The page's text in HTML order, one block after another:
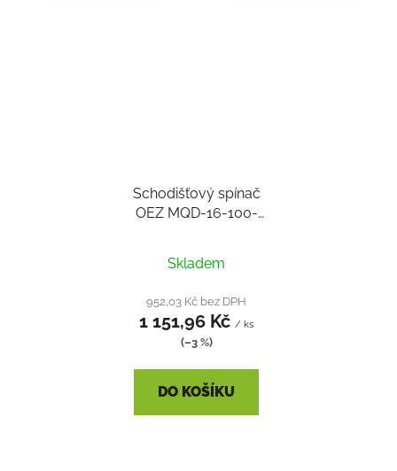
Schodišťový spínač
OEZ MQD-16-100-
hodnocení
produktu
je
4,5
z
5
hvězdiček.
Skladem
952,03 Kč bez DPH
1 151,96 Kč / ks
(–3 %)
DO KOŠÍKU